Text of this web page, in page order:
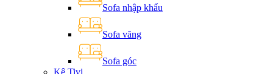
Sofa nhập khẩu
Sofa văng
Sofa góc